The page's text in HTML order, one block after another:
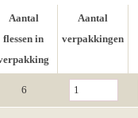
Aantal
flessen in
Aantal
verpakkingen
6